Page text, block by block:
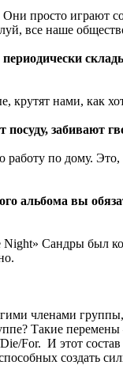
просто играют
все наше
нами, как
забивают
по дому. Это,
альбома вы
Сандры был
членами
Такие
For. И этот
создать